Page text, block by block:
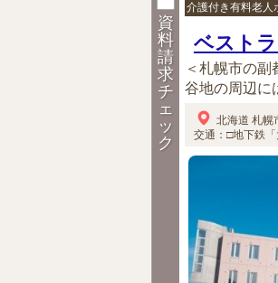
資
料
請
求
チ
ェ
ッ
ク
介護付き有料老人
ベスト
＜札幌市の
谷地の周辺に
北海道 札幌
交通：□地下鉄「